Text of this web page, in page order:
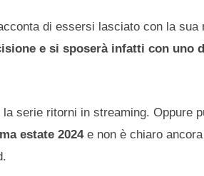
di essersi lasciato con la
e si sposerà infatti con uno
serie ritorni in streaming. Oppure
estate 2024e non è chiaro